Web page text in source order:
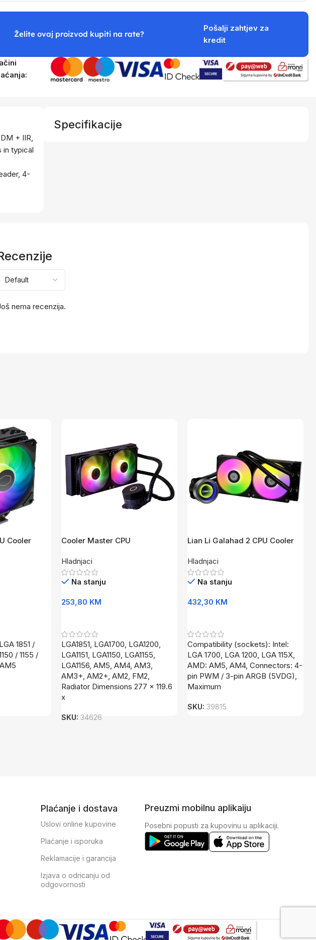
Želite ovaj proizvod kupiti na rate?
Pošalji zahtjev za
kredit
+ IIR,
in typical
4-
Specifikacije
nema recenzija.
Cooler
1851 /
/ 1155 /
Cooler Master CPU
CORE ARGB
Hladnjaci
Na stanju
253,80 KM
LGA1851, LGA1700, LGA1200,
LGA1151, LGA1150, LGA1155,
LGA1156, AM5, AM4, AM3,
AM3+, AM2+, AM2, FM2,
Radiator Dimensions 277 x 119.6
x
SKU:34626
Lian Li Galahad 2 CPU Cooler
Hladnjaci
Na stanju
432,30 KM
Compatibility (sockets): Intel:
LGA 1700, LGA 1200, LGA 115X,
AMD: AM5, AM4, Connectors: 4-
pin PWM / 3-pin ARGB (5VDG),
Maximum
SKU:39815
Plaćanje i dostava
Uslovi online kupovine
Plaćanje i isporuka
Reklamacije i garancija
Izjava o odricanju od
odgovornosti
Preuzmi mobilnu aplikaiju
Posebni popusti za kupovinu u aplikaciji.